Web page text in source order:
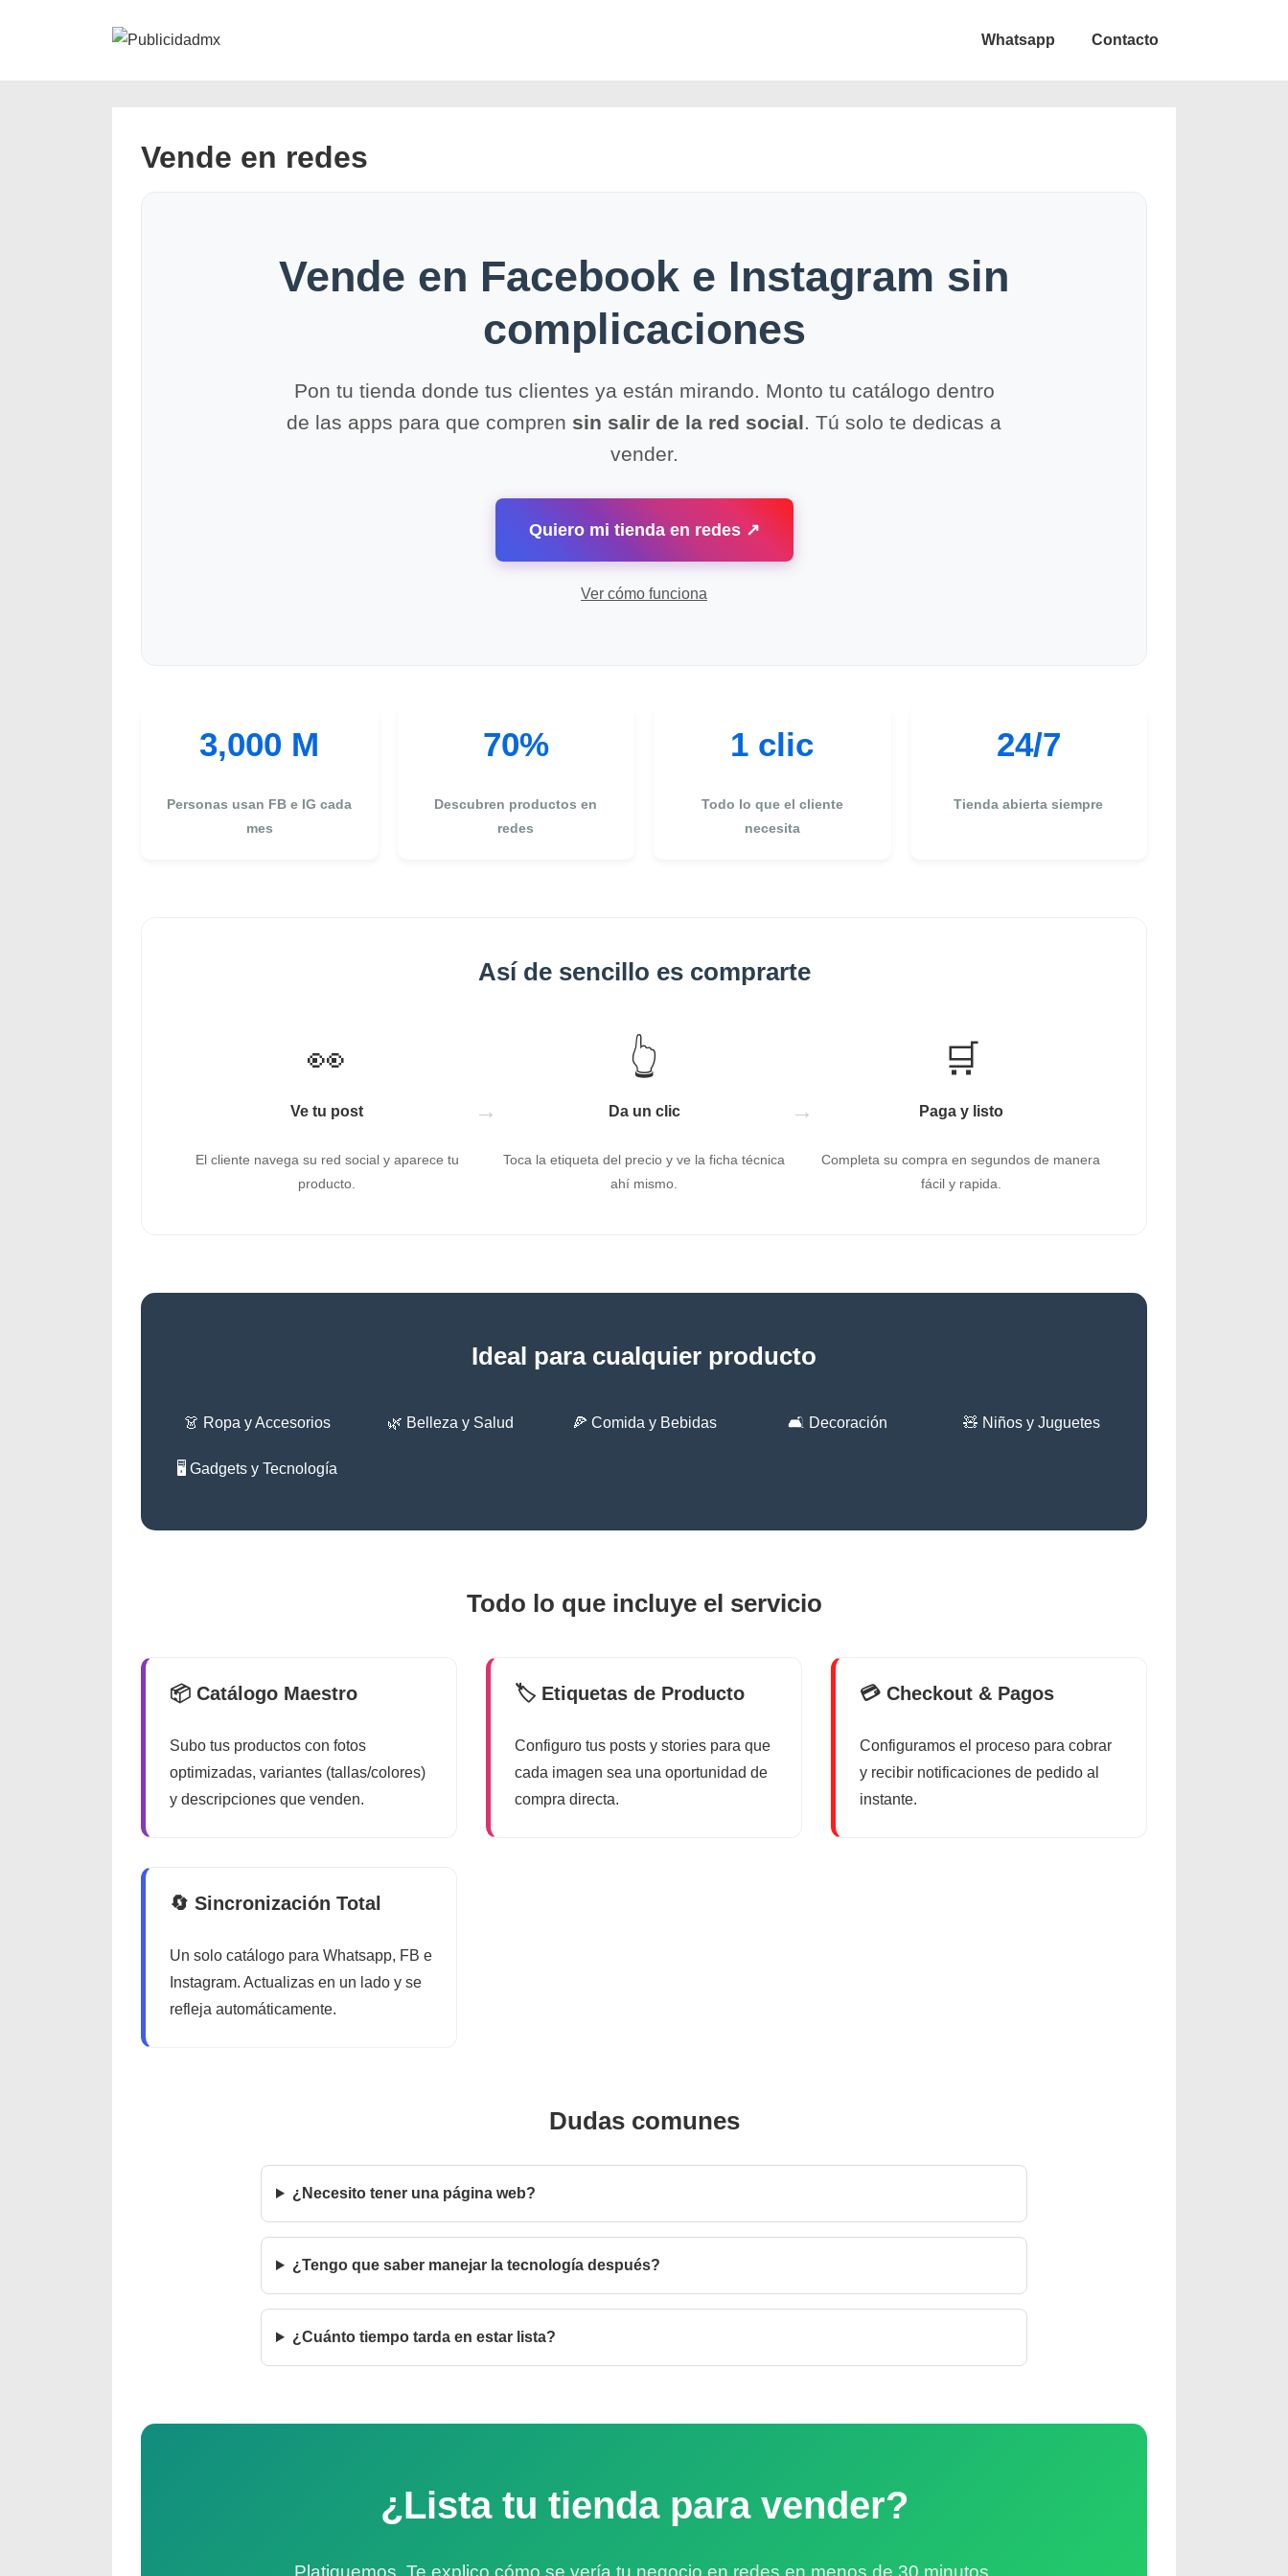
Whatsapp Contacto
Vende en redes
Vende en Facebook e Instagram sin
complicaciones
Pon tu tienda donde tus clientes ya están mirando. Monto tu catálogo dentro
de las apps para que compren sin salir de la red social. Tú solo te dedicas a
vender.
Quiero mi tienda en redes ↗
Ver cómo funciona
3,000 M
Personas usan FB e IG cada
mes
70%
Descubren productos en
redes
1 clic
Todo lo que el cliente
necesita
24/7
Tienda abierta siempre
Así de sencillo es comprarte
👀
Ve tu post
El cliente navega su red social y aparece tu
producto.
→
👆
Da un clic
Toca la etiqueta del precio y ve la ficha técnica
ahí mismo.
→
🛒
Paga y listo
Completa su compra en segundos de manera
fácil y rapida.
Ideal para cualquier producto
👗 Ropa y Accesorios 🌿 Belleza y Salud 🍕 Comida y Bebidas 🛋️ Decoración 🧸 Niños y Juguetes
🖥️ Gadgets y Tecnología
Todo lo que incluye el servicio
📦 Catálogo Maestro
Subo tus productos con fotos
optimizadas, variantes (tallas/colores)
y descripciones que venden.
🏷️ Etiquetas de Producto
Configuro tus posts y stories para que
cada imagen sea una oportunidad de
compra directa.
💳 Checkout & Pagos
Configuramos el proceso para cobrar
y recibir notificaciones de pedido al
instante.
🔄 Sincronización Total
Un solo catálogo para Whatsapp, FB e
Instagram. Actualizas en un lado y se
refleja automáticamente.
Dudas comunes
¿Necesito tener una página web?
¿Tengo que saber manejar la tecnología después?
¿Cuánto tiempo tarda en estar lista?
¿Lista tu tienda para vender?
Platiquemos. Te explico cómo se vería tu negocio en redes en menos de 30 minutos.